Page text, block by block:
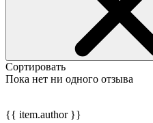
Сортировать
Пока нет ни одного отзыва
{{ item.author }}